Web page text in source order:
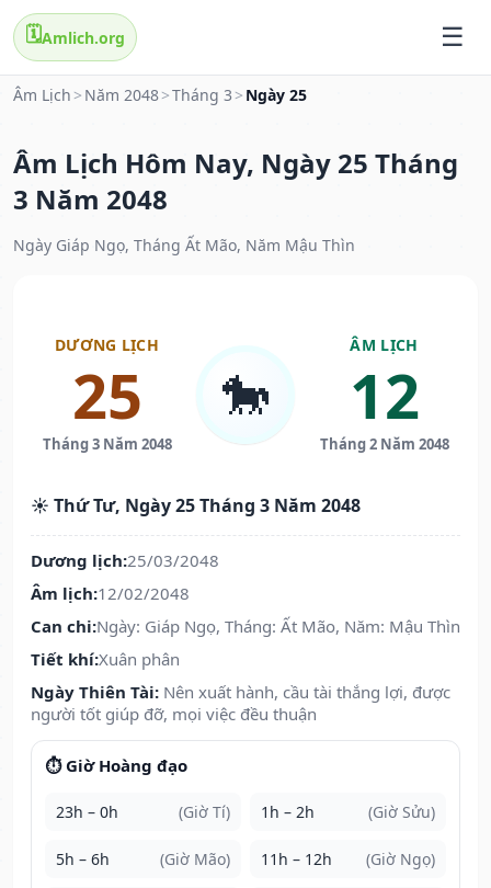
🗓️Amlich.org
Âm Lịch > Năm 2048>Tháng 3 > Ngày 25
Âm Lịch Hôm Nay, Ngày 25 Tháng
3 Năm 2048
Ngày Giáp Ngọ, Tháng Ất Mão, Năm Mậu Thìn
DƯƠNG LỊCH
25
Tháng 3 Năm 2048
🐎
ÂM LỊCH
12
Tháng 2 Năm 2048
☀️ Thứ Tư, Ngày 25 Tháng 3 Năm 2048
Dương lịch:25/03/2048
Âm lịch:12/02/2048
Can chi:Ngày: Giáp Ngọ, Tháng: Ất Mão, Năm: Mậu Thìn
Tiết khí:Xuân phân
Ngày Thiên Tài: Nên xuất hành, cầu tài thắng lợi, được
người tốt giúp đỡ, mọi việc đều thuận
⏱️ Giờ Hoàng đạo
23h – 0h (Giờ Tí) 1h – 2h (Giờ Sửu)
5h – 6h (Giờ Mão) 11h – 12h (Giờ Ngọ)